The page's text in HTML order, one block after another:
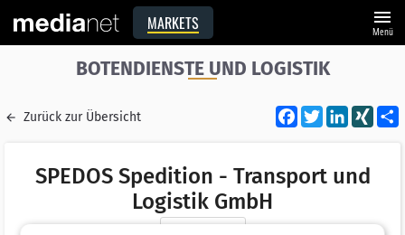
MARKETS menu
Menü
BOTENDIENSTE UND LOGISTIK
Zurück zur Übersicht Facebook
Twitter XING
SPEDOS Spedition - Transport und
Logistik GmbH